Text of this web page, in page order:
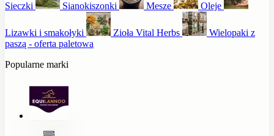
Sieczki Sianokiszonki Mesze Oleje
Lizawki i smakołyki Zioła Vital Herbs
Wielopaki z
paszą - oferta paletowa
Popularne marki